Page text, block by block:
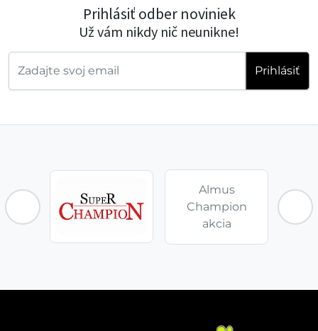
Prihlásiť odber noviniek
Už vám nikdy nič neunikne!
Prihlásiť
Almus
Champion
akcia